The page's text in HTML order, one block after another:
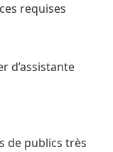
requises
d’assistante
de publics très